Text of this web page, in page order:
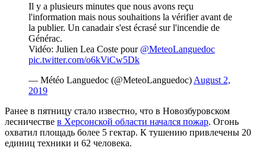
Il y a plusieurs minutes que nous avons reçu
l'information mais nous souhaitions la vérifier avant de
la publier. Un canadair s'est écrasé sur l'incendie de
Générac.
Vidéo: Julien Lea Coste pour @MeteoLanguedoc
pic.twitter.com/o6kViCw5Dk
— Météo Languedoc (@MeteoLanguedoc) August 2,
2019
Ранее в пятницу стало известно, что в Новозбуровском
лесничестве в Херсонской области начался пожар. Огонь
охватил площадь более 5 гектар. К тушению привлечены 20
единиц техники и 62 человека.